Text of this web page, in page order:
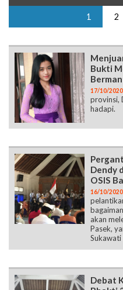
1 2
Bukti
17/10/2020
provinsi,
hadapi.
Dendy
OSIS
16/10/2020
akan
Pasek,
Debat